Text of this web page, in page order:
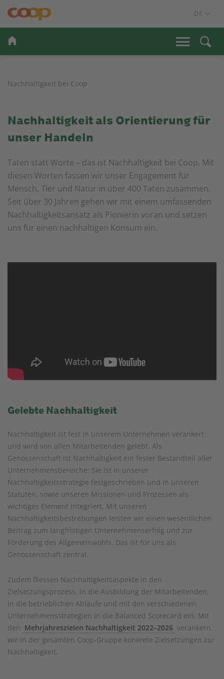
Nachhaltigkeit bei Coop
Nachhaltigkeit als Orientierung für
unser Handeln
Taten statt Worte – das ist Nachhaltigkeit bei Coop. Mit
diesen Worten fassen wir unser Engagement für
Mensch, Tier und Natur in über 400 Taten zusammen.
Seit über 30 Jahren gehen wir mit einem umfassenden
Nachhaltigkeitsansatz als Pionierin voran und setzen
uns für einen nachhaltigen Konsum ein.
Gelebte Nachhaltigkeit
Nachhaltigkeit ist fest in unserem Unternehmen verankert
und wird von allen Mitarbeitenden gelebt. Als
Genossenschaft ist Nachhaltigkeit ein fester Bestandteil aller
Unternehmensbereiche: Sie ist in unserer
Nachhaltigkeitsstrategie festgeschrieben und in unseren
Statuten, sowie unseren Missionen und Prozessen als
wichtiges Element integriert. Mit unseren
Nachhaltigkeitsbestrebungen leisten wir einen wesentlichen
Beitrag zum langfristigen Unternehmenserfolg und zur
Förderung des Allgemeinwohls. Das ist für uns als
Genossenschaft zentral.
Zudem fliessen Nachhaltigkeitsaspekte in den
Zielsetzungsprozess, in die Ausbildung der Mitarbeitenden,
in die betrieblichen Abläufe und mit den verschiedenen
Unternehmensstrategien in die Balanced Scorecard ein. Mit
den Mehrjahreszielen Nachhaltigkeit 2022–2026 verankern
wir in der gesamten Coop-Gruppe konkrete Zielsetzungen zur
Nachhaltigkeit.